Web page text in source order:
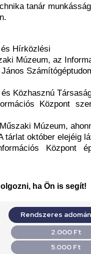
tanár
Hírközlési
Múzeum, az
Közhasznú
Központ
Múzeum,
tárlat október elejéig
Központ
ha Ön is segít!